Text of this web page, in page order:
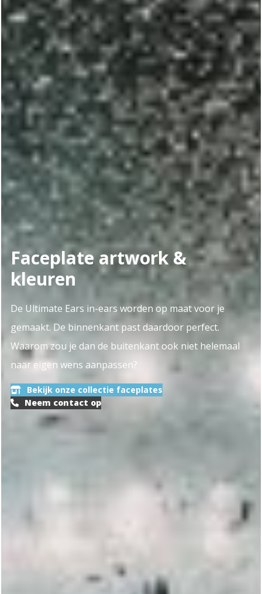
Faceplate artwork &
kleuren
De Ultimate Ears in-ears worden op maat voor je
gemaakt. De binnenkant past daardoor perfect.
Waarom zou je dan de buitenkant ook niet helemaal
naar eigen wens aanpassen?
Bekijk onze collectie faceplates
Neem contact op